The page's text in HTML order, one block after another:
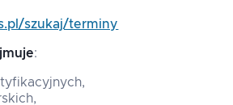
szukaj/terminy
: